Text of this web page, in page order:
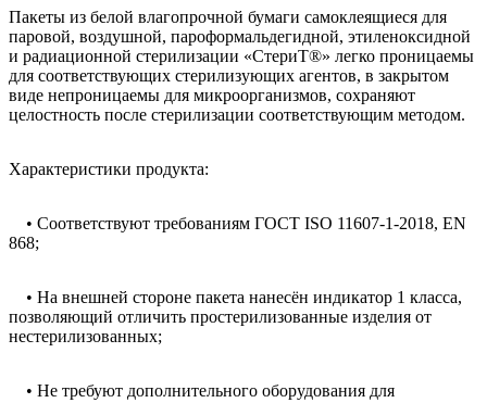
Пакеты из белой влагопрочной бумаги самоклеящиеся для
паровой, воздушной, пароформальдегидной, этиленоксидной
и радиационной стерилизации «СтериТ®» легко проницаемы
для соответствующих стерилизующих агентов, в закрытом
виде непроницаемы для микроорганизмов, сохраняют
целостность после стерилизации соответствующим методом.
Характеристики продукта:
• Соответствуют требованиям ГОСТ ISO 11607-1-2018, EN
868;
• На внешней стороне пакета нанесён индикатор 1 класса,
позволяющий отличить простерилизованные изделия от
нестерилизованных;
• Не требуют дополнительного оборудования для